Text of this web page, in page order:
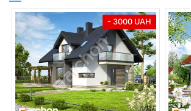
- 3000 UAH